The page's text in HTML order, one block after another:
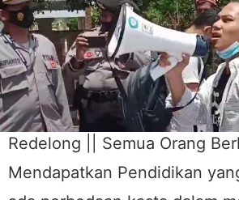
Redelong || Semua Orang
Mendapatkan Pendidikan